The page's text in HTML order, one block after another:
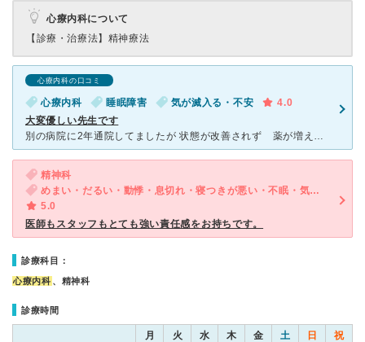
心療内科について
【診療・治療法】 精神療法
心療内科の口コミ
心療内科 睡眠障害 気が滅入る・不安
4.0
大変優しい先生です
別の病院に2年通院してましたが 状態が改善されず 薬が増えて 副作用がひどかったため 転院しました。 先生は 減薬方向で 治療をすすめてくれて 最初の 診察で 薬もほとんど変わりました。
精神科
めまい・だるい・動悸・息切れ・寝つきが悪い・不眠・気が滅入る・不安
5.0
医師もスタッフもとても強い責任感をお持ちです。
診療科目：
心療内科 、精神科
診療時間
月 火 水 木 金 土 日 祝